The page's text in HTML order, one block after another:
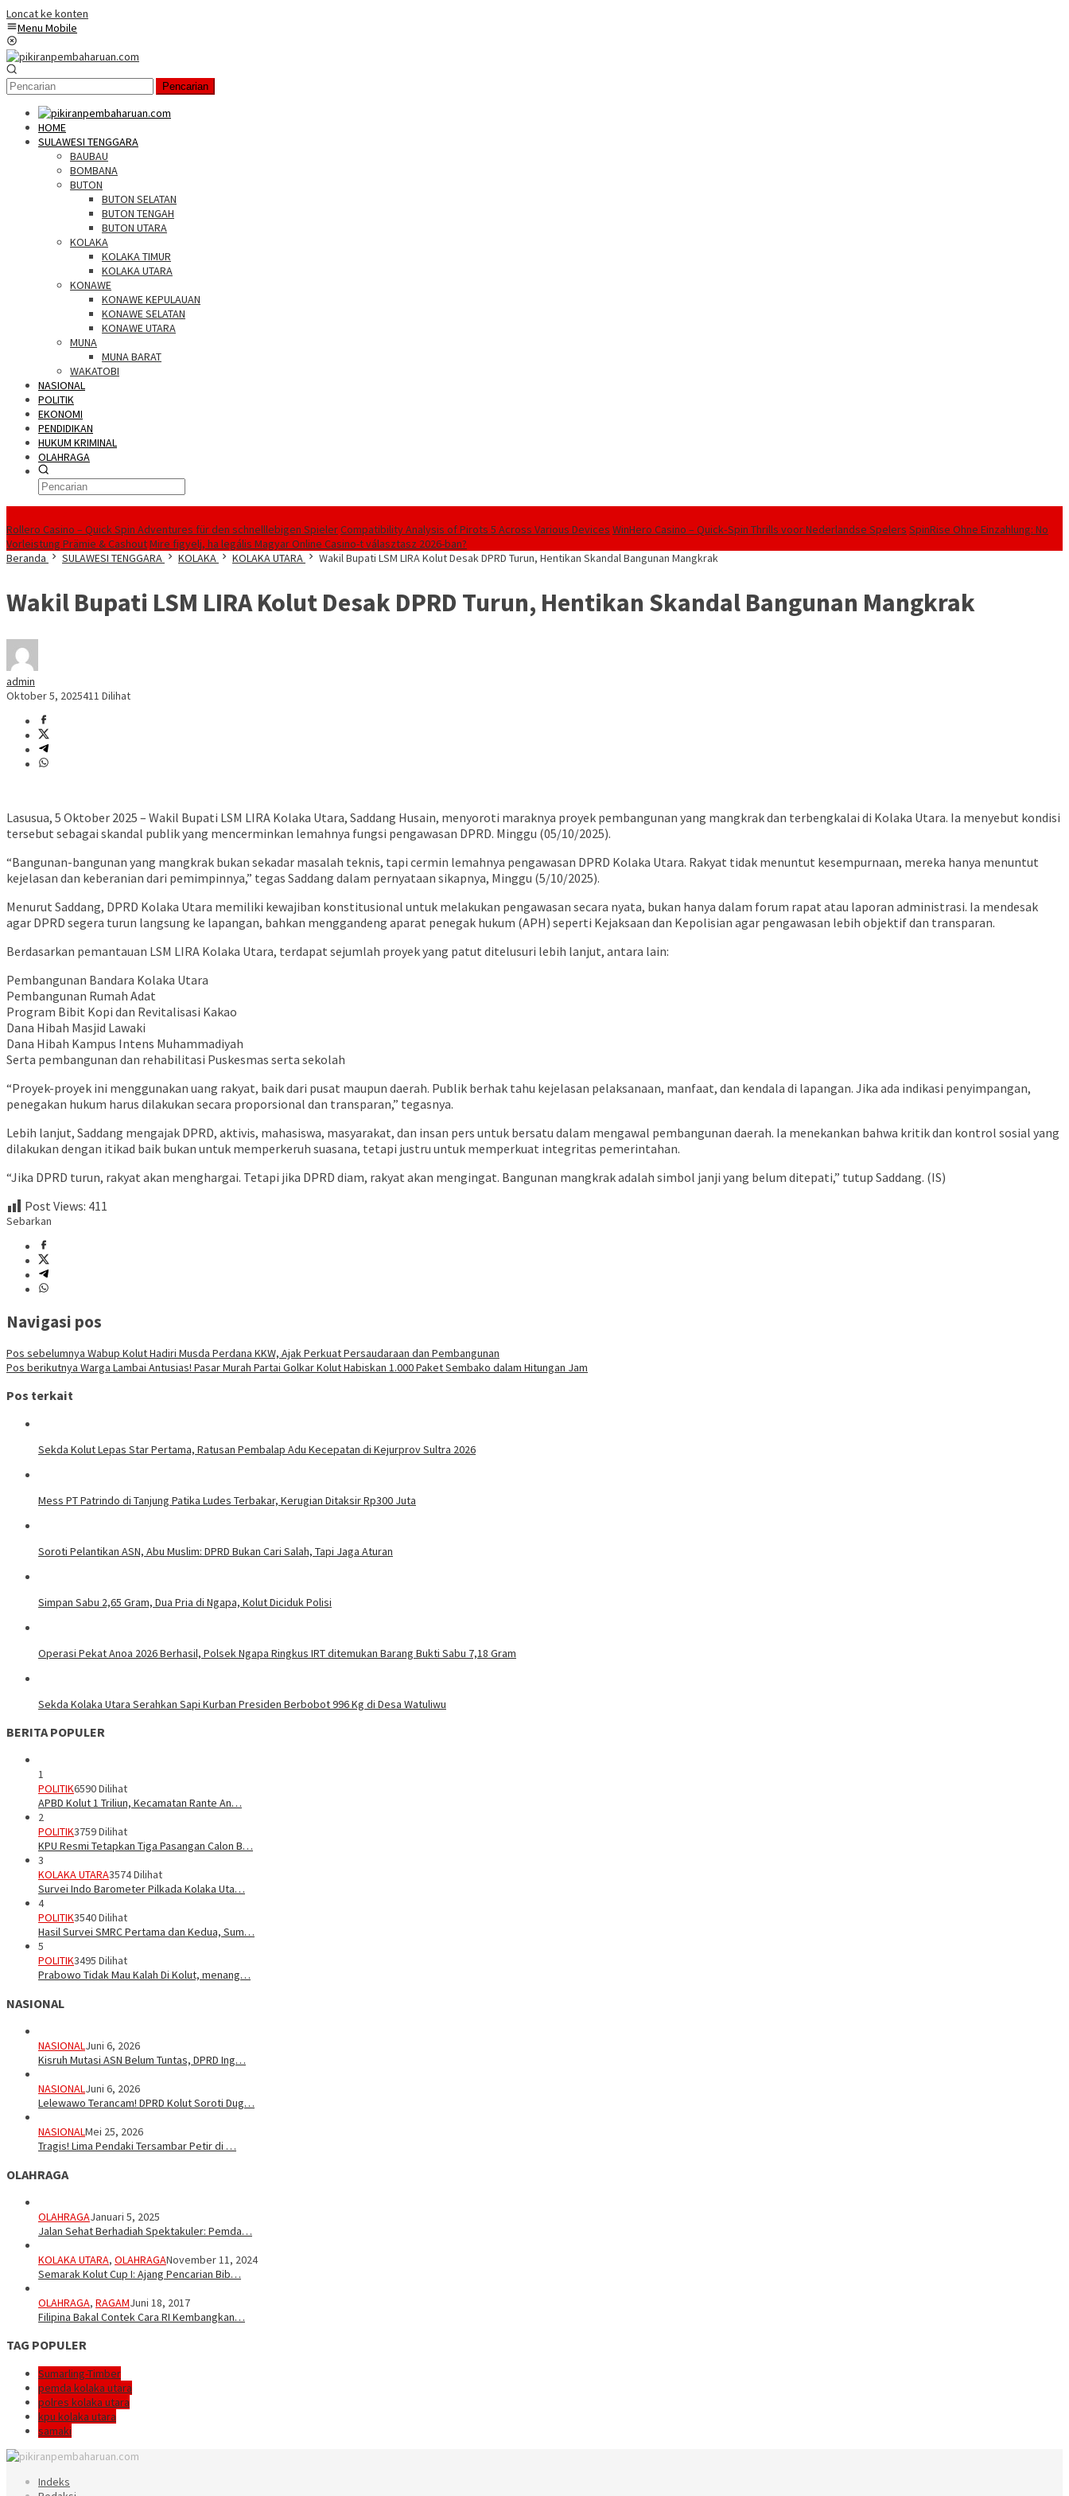
Loncat ke konten
Menu Mobile
Pencarian
HOME
SULAWESI TENGGARA
BAUBAU
BOMBANA
BUTON
BUTON SELATAN
BUTON TENGAH
BUTON UTARA
KOLAKA
KOLAKA TIMUR
KOLAKA UTARA
KONAWE
KONAWE KEPULAUAN
KONAWE SELATAN
KONAWE UTARA
MUNA
MUNA BARAT
WAKATOBI
NASIONAL
POLITIK
EKONOMI
PENDIDIKAN
HUKUM KRIMINAL
OLAHRAGA
Rollero Casino – Quick Spin Adventures für den schnelllebigen SpielerCompatibility Analysis of Pirots 5 Across Various Devices WinHero Casino – Quick‑Spin Thrills voor Nederlandse Spelers SpinRise Ohne Einzahlung: No
Vorleistung Prämie & CashoutMire figyelj, ha legális Magyar Online Casino-t választasz 2026-ban?
Beranda
SULAWESI TENGGARA KOLAKA KOLAKA UTARA Wakil Bupati LSM LIRA Kolut Desak DPRD Turun, Hentikan Skandal Bangunan Mangkrak
Wakil Bupati LSM LIRA Kolut Desak DPRD Turun, Hentikan Skandal Bangunan Mangkrak
admin
Oktober 5, 2025411 Dilihat
Lasusua, 5 Oktober 2025 – Wakil Bupati LSM LIRA Kolaka Utara, Saddang Husain, menyoroti maraknya proyek pembangunan yang mangkrak dan terbengkalai di Kolaka Utara. Ia menyebut kondisi
tersebut sebagai skandal publik yang mencerminkan lemahnya fungsi pengawasan DPRD. Minggu (05/10/2025).
“Bangunan-bangunan yang mangkrak bukan sekadar masalah teknis, tapi cermin lemahnya pengawasan DPRD Kolaka Utara. Rakyat tidak menuntut kesempurnaan, mereka hanya menuntut
kejelasan dan keberanian dari pemimpinnya,” tegas Saddang dalam pernyataan sikapnya, Minggu (5/10/2025).
Menurut Saddang, DPRD Kolaka Utara memiliki kewajiban konstitusional untuk melakukan pengawasan secara nyata, bukan hanya dalam forum rapat atau laporan administrasi. Ia mendesak
agar DPRD segera turun langsung ke lapangan, bahkan menggandeng aparat penegak hukum (APH) seperti Kejaksaan dan Kepolisian agar pengawasan lebih objektif dan transparan.
Berdasarkan pemantauan LSM LIRA Kolaka Utara, terdapat sejumlah proyek yang patut ditelusuri lebih lanjut, antara lain:
Pembangunan Bandara Kolaka Utara
Pembangunan Rumah Adat
Program Bibit Kopi dan Revitalisasi Kakao
Dana Hibah Masjid Lawaki
Dana Hibah Kampus Intens Muhammadiyah
Serta pembangunan dan rehabilitasi Puskesmas serta sekolah
“Proyek-proyek ini menggunakan uang rakyat, baik dari pusat maupun daerah. Publik berhak tahu kejelasan pelaksanaan, manfaat, dan kendala di lapangan. Jika ada indikasi penyimpangan,
penegakan hukum harus dilakukan secara proporsional dan transparan,” tegasnya.
Lebih lanjut, Saddang mengajak DPRD, aktivis, mahasiswa, masyarakat, dan insan pers untuk bersatu dalam mengawal pembangunan daerah. Ia menekankan bahwa kritik dan kontrol sosial yang
dilakukan dengan itikad baik bukan untuk memperkeruh suasana, tetapi justru untuk memperkuat integritas pemerintahan.
“Jika DPRD turun, rakyat akan menghargai. Tetapi jika DPRD diam, rakyat akan mengingat. Bangunan mangkrak adalah simbol janji yang belum ditepati,” tutup Saddang. (IS)
Post Views: 411
Sebarkan
Navigasi pos
Pos sebelumnya Wabup Kolut Hadiri Musda Perdana KKW, Ajak Perkuat Persaudaraan dan Pembangunan
Pos berikutnya Warga Lambai Antusias! Pasar Murah Partai Golkar Kolut Habiskan 1.000 Paket Sembako dalam Hitungan Jam
Pos terkait
Sekda Kolut Lepas Star Pertama, Ratusan Pembalap Adu Kecepatan di Kejurprov Sultra 2026
Mess PT Patrindo di Tanjung Patika Ludes Terbakar, Kerugian Ditaksir Rp300 Juta
Soroti Pelantikan ASN, Abu Muslim: DPRD Bukan Cari Salah, Tapi Jaga Aturan
Simpan Sabu 2,65 Gram, Dua Pria di Ngapa, Kolut Diciduk Polisi
Operasi Pekat Anoa 2026 Berhasil, Polsek Ngapa Ringkus IRT ditemukan Barang Bukti Sabu 7,18 Gram
Sekda Kolaka Utara Serahkan Sapi Kurban Presiden Berbobot 996 Kg di Desa Watuliwu
BERITA POPULER
1
POLITIK6590 Dilihat
APBD Kolut 1 Triliun, Kecamatan Rante An…
2
POLITIK3759 Dilihat
KPU Resmi Tetapkan Tiga Pasangan Calon B…
3
KOLAKA UTARA3574 Dilihat
Survei Indo Barometer Pilkada Kolaka Uta…
4
POLITIK3540 Dilihat
Hasil Survei SMRC Pertama dan Kedua, Sum…
5
POLITIK3495 Dilihat
Prabowo Tidak Mau Kalah Di Kolut, menang…
NASIONAL
NASIONALJuni 6, 2026
Kisruh Mutasi ASN Belum Tuntas, DPRD Ing…
NASIONALJuni 6, 2026
Lelewawo Terancam! DPRD Kolut Soroti Dug…
NASIONALMei 25, 2026
Tragis! Lima Pendaki Tersambar Petir di …
OLAHRAGA
OLAHRAGAJanuari 5, 2025
Jalan Sehat Berhadiah Spektakuler: Pemda…
KOLAKA UTARA, OLAHRAGANovember 11, 2024
Semarak Kolut Cup I: Ajang Pencarian Bib…
OLAHRAGA, RAGAMJuni 18, 2017
Filipina Bakal Contek Cara RI Kembangkan…
TAG POPULER
Sumarling-Timber
pemda kolaka utara
polres kolaka utara
kpu kolaka utara
samaki
Indeks